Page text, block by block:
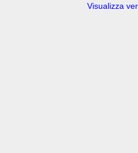
Visualizza